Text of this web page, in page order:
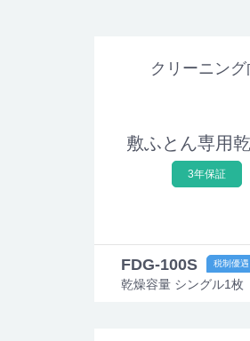
クリーニン
敷ふとん専用
3年保証
FDG-100S
乾燥容量 シングル1枚